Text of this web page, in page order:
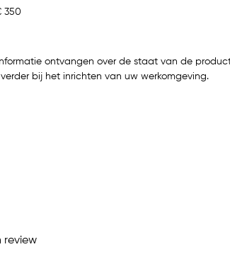
350
ontvangen over de staat van de
bij het inrichten van uw werkomgeving.
review